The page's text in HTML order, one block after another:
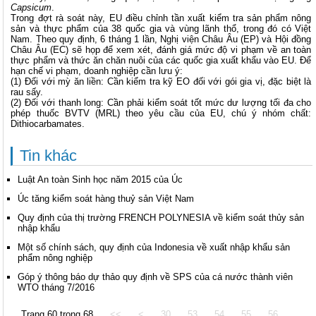
Capsicum
Trong đợt rà soát này, EU điều chỉnh tần xuất kiểm tra sản phẩm nông
sản và thực phẩm của 38 quốc gia và vùng lãnh thổ, trong đó có Việt
Nam. Theo quy định, 6 tháng 1 lần, Nghị viện Châu Âu (EP) và Hội đồng
Châu Âu (EC) sẽ họp để xem xét, đánh giá mức độ vi phạm về an toàn
thực phẩm và thức ăn chăn nuôi của các quốc gia xuất khẩu vào EU. Để
hạn chế vi phạm, doanh nghiệp cần lưu ý:
(1) Đối với mỳ ăn liền: Cần kiểm tra kỹ EO đối với gói gia vị, đặc biệt là
rau sấy.
(2) Đối với thanh long: Cần phải kiểm soát tốt mức dư lượng tối đa cho
phép thuốc BVTV (MRL) theo yêu cầu của EU, chú ý nhóm chất:
Dithiocarbamates.
Tin khác
Luật An toàn Sinh học năm 2015 của Úc
Úc tăng kiểm soát hàng thuỷ sản Việt Nam
Quy định của thị trường FRENCH POLYNESIA về kiểm soát thủy sản
nhập khẩu
Một số chính sách, quy định của Indonesia về xuất nhập khẩu sản
phẩm nông nghiệp
Góp ý thông báo dự thảo quy định về SPS của cá nước thành viên
WTO tháng 7/2016